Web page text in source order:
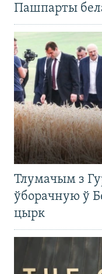
Пашпарты
Тлумачым з
ўборачную ў
цырк